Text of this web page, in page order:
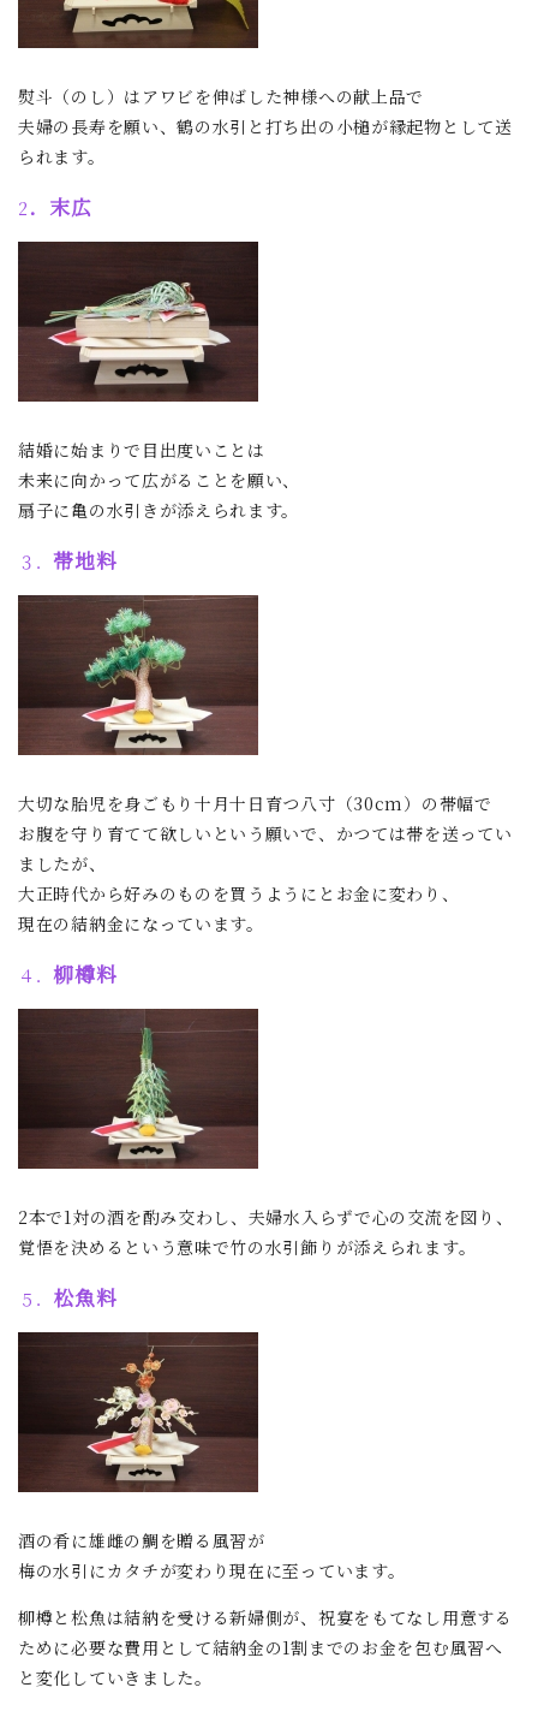
熨斗（のし）はアワビを伸ばした神様への献上品で
夫婦の長寿を願い、鶴の水引と打ち出の小槌が縁起物として送
られます。
2 ．末広
結婚に始まりで目出度いことは
未来に向かって広がることを願い、
扇子に亀の水引きが添えられます。
３．帯地料
大切な胎児を身ごもり十月十日育つ八寸（30cm）の帯幅で
お腹を守り育てて欲しいという願いで、かつては帯を送ってい
ましたが、
大正時代から好みのものを買うようにとお金に変わり、
現在の結納金になっています。
４．柳樽料
2本で1対の酒を酌み交わし、夫婦水入らずで心の交流を図り、
覚悟を決めるという意味で竹の水引飾りが添えられます。
５． 松魚料
酒の肴に雄雌の鯛を贈る風習が
梅の水引にカタチが変わり現在に至っています。
柳樽と松魚は結納を受ける新婦側が、祝宴をもてなし用意する
ために必要な費用として結納金の1割までのお金を包む風習へ
と変化していきました。